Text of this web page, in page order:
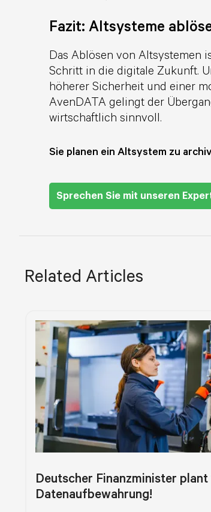
Fazit: Altsysteme
Das Ablösen von Altsystemen
Schritt in die digitale Zukunft.
höherer Sicherheit und einer
AvenDATA gelingt der
wirtschaftlich sinnvoll.
Sie planen ein Altsystem zu
Sprechen Sie mit unseren
Related Articles
Deutscher Finanzminister plant
Datenaufbewahrung!